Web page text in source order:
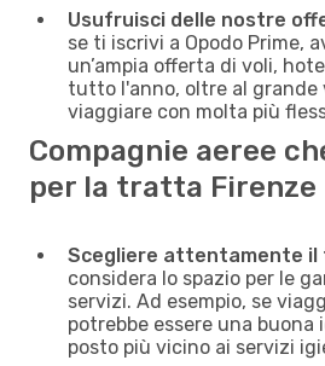
Usufruisci delle nostre
se ti iscrivi a Opodo Prime,
un’ampia offerta di voli,
tutto l'anno, oltre al grande
viaggiare con molta più
Compagnie aeree
per la tratta Firenze
Scegliere attentamente il
considera lo spazio per le
servizi. Ad esempio, se
potrebbe essere una buona
posto più vicino ai servizi